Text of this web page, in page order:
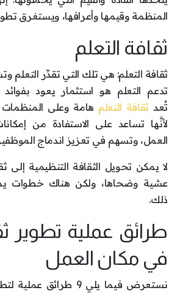
المنظمة وقيمها وأعرافها، ويستغرق
ثقافة التعلم
ثقافة التعلم: هي تلك التي تقدِّر التعلم
تدعم التعلم هو استثمار يعود
تُعد ثقافة التعلم هامة وعلى
لأنَّها تساعد على الاستفادة من
العمل، وتسهم في تعزيز اندماج الموظفين
لا يمكن تحويل الثقافة التنظيمية إلى
عشية وضحاها، ولكن هناك خطوات
ذلك.
طرائق عملية تطوير
في مكان العمل
نستعرض فيما يلي 9